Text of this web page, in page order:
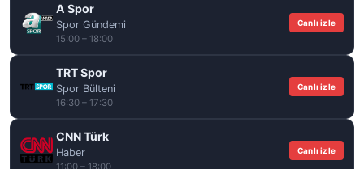
A Spor
Spor Gündemi
15:00 – 18:00
Canlı izle
TRT Spor
Spor Bülteni
16:30 – 17:30
Canlı izle
CNN Türk
Haber
11:00 – 18:00
Canlı izle